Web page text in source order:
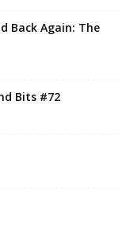
Back Again: The
Bits #72